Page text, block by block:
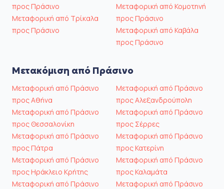
προς Πράσινο
Μεταφορική από Τρίκαλα
προς Πράσινο
Μεταφορική από Κομοτηνή
προς Πράσινο
Μεταφορική από Καβάλα
προς Πράσινο
Μετακόμιση από Πράσινο
Μεταφορική από Πράσινο
προς Αθήνα
Μεταφορική από Πράσινο
προς Θεσσαλονίκη
Μεταφορική από Πράσινο
προς Πάτρα
Μεταφορική από Πράσινο
προς Ηράκλειο Κρήτης
Μεταφορική από Πράσινο
Μεταφορική από Πράσινο
προς Αλεξανδρούπολη
Μεταφορική από Πράσινο
προς Σέρρες
Μεταφορική από Πράσινο
προς Κατερίνη
Μεταφορική από Πράσινο
προς Καλαμάτα
Μεταφορική από Πράσινο